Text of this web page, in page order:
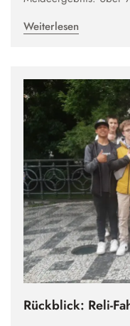
Weiterlesen
Rückblick: Reli-